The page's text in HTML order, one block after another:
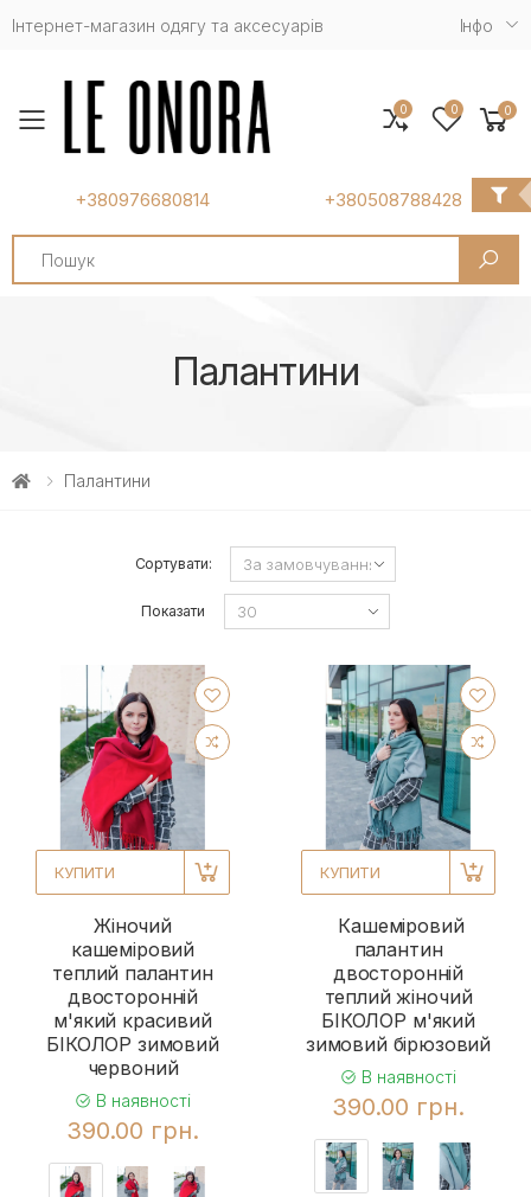
Інтернет-магазин одягу та аксесуарів Iнфо
Toggle mobile menu
+380976680814 +380508788428
Search
0 0 0
Палантини
Палантини
Сортувати:
Показати
КУПИТИ
Жіночий
кашеміровий
теплий палантин
двосторонній
м'який красивий
БІКОЛОР зимовий
червоний
В наявності
390.00 грн.
КУПИТИ
Кашеміровий
палантин
двосторонній
теплий жіночий
БІКОЛОР м'який
зимовий бірюзовий
В наявності
390.00 грн.